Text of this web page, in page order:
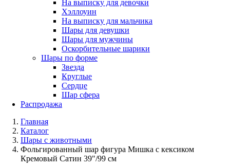
На выписку для девочки
Хэллоуин
На выписку для мальчика
Шары для девушки
Шары для мужчины
Оскорбительные шарики
Шары по форме
Звезда
Круглые
Сердце
Шар сфера
Распродажа
Главная
Каталог
Шары с животными
Фольгированный шар фигура Мишка с кексиком
Кремовый Сатин 39"/99 см